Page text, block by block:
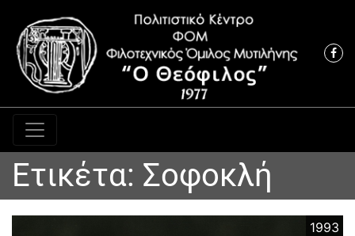
Κύρια πλοήγηση
Ετικέτα: Σοφοκλή
1993